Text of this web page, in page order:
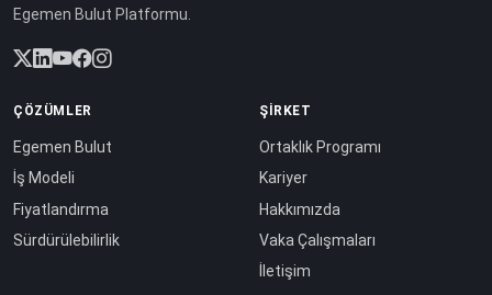
Egemen Bulut Platformu.
ÇÖZÜMLER
Egemen Bulut
İş Modeli
Fiyatlandırma
Sürdürülebilirlik
ŞIRKET
Ortaklık Programı
Kariyer
Hakkımızda
Vaka Çalışmaları
İletişim